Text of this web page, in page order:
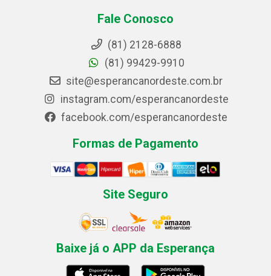
Fale Conosco
(81) 2128-6888
(81) 99429-9910
site@esperancanordeste.com.br
instagram.com/esperancanordeste
facebook.com/esperancanordeste
Formas de Pagamento
Site Seguro
Baixe já o APP da Esperança